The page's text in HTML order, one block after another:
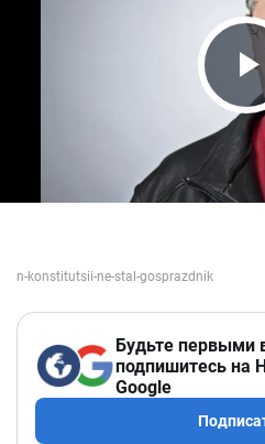
Будьте первыми
подпишитесь на
Google